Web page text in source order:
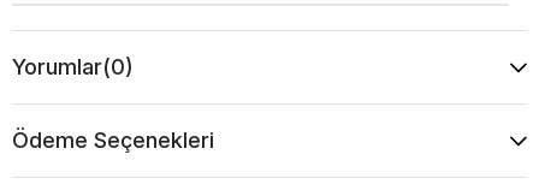
Yorumlar(0)
Ödeme Seçenekleri